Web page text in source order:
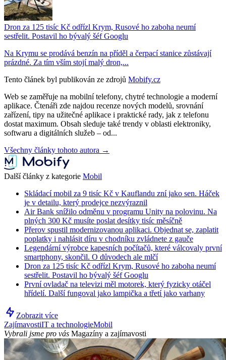
Dron za 125 tisíc Kč odřízl Krym, Rusové ho zaboha neumí
sestřelit. Postavil ho bývalý šéf Googlu
Na Krymu se prodává benzín na příděl a čerpací stanice zůstávají
prázdné. Za tím vším stojí malý dron,...
Tento článek byl publikován ze zdrojů Mobify.cz
Web se zaměřuje na mobilní telefony, chytré technologie a moderní
aplikace. Čtenáři zde najdou recenze nových modelů, srovnání
zařízení, tipy na užitečné aplikace i praktické rady, jak z telefonu
dostat maximum. Obsah sleduje také trendy v oblasti elektroniky,
softwaru a digitálních služeb – od...
Všechny články tohoto autora →
Další články z kategorie Mobil
Skládací mobil za 9 tisíc Kč v Kauflandu zní jako sen. Háček
je v detailu, který prodejce nezvýraznil
Air Bank snížilo odměnu v programu Unity na polovinu. Na
plných 300 Kč musíte poslat desítky tisíc měsíčně
Přerov spustil modernizovanou aplikaci. Objednat se, zaplatit
poplatky i nahlásit díru v chodníku zvládnete z gauče
Legendární výrobce kapesních počítačů, které válcovaly první
smartphony, skončil. O důvodech ale mlčí
Dron za 125 tisíc Kč odřízl Krym, Rusové ho zaboha neumí
sestřelit. Postavil ho bývalý šéf Googlu
První ovladač na televizi měl motorek, který fyzicky otáčel
hřídelí. Další fungoval jako lampička a třetí jako varhany
Zobrazit více
ZajímavostiIT a technologieMobil
Vybrali jsme pro vás Magazíny a zajímavosti